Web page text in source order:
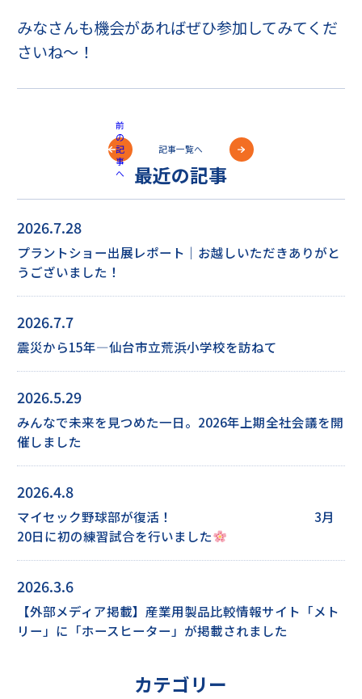
みなさんも機会があればぜひ参加してみてくだ
さいね～！
前
の
記
事
へ
記事一覧へ
最近の記事
2026.7.28
プラントショー出展レポート｜お越しいただきありがと
うございました！
2026.7.7
震災から15年―仙台市立荒浜小学校を訪ねて
2026.5.29
みんなで未来を見つめた一日。2026年上期全社会議を開
催しました
2026.4.8
マイセック野球部が復活！ 3月
20日に初の練習試合を行いました
2026.3.6
【外部メディア掲載】産業用製品比較情報サイト「メト
リー」に「ホースヒーター」が掲載されました
カテゴリー